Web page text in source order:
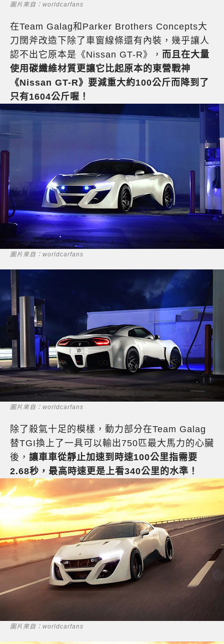
圖片來自：worldcarfans
在Team Galag和Parker Brothers Concepts大
刀闊斧改造下除了車窗線條還有內裝，幾乎讓人
認不出它原本是《Nissan GT-R》， 而且在大量
使用碳纖維材質更讓它比起原本的東營戰神
《Nissan GT-R》要減重大約100公斤而降到了
只有1604公斤喔！
圖片來自：worldcarfans
圖片來自：worldcarfans
除了殺氣十足的模樣，動力部分在Team Galag
替TGI換上了一具可以輸出750匹最大馬力的心臟
後， 讓車車從靜止加速到時速100公里指需要
2.68秒，最高時速更是上看340公里的水準！
圖片來自：worldcarfans